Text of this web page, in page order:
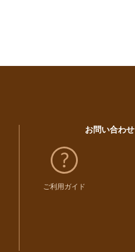
お問い合わせ
ご利用ガイド